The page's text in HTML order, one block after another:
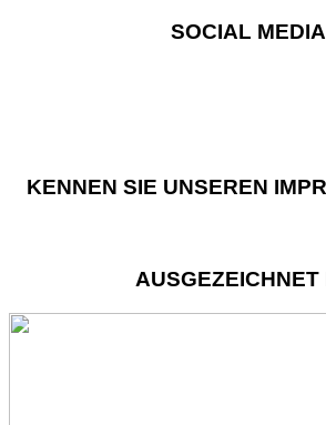
SOCIAL MEDIA
KENNEN SIE UNSEREN
AUSGEZEICHNET